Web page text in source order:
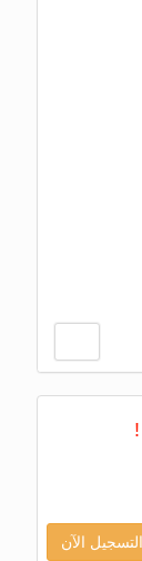
التسجيل الآن